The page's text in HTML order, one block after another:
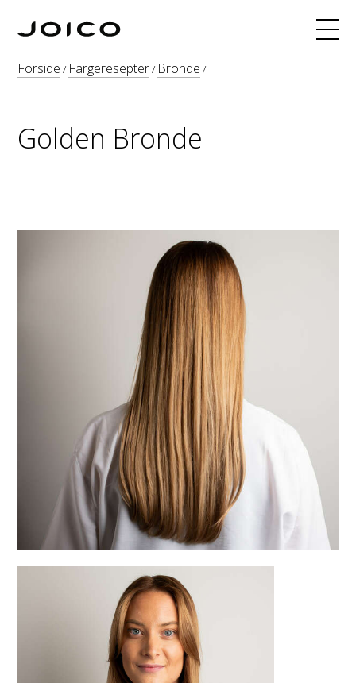
INNERJOI
Om
Søk
Webshop
Forside / Fargeresepter/ Bronde /
Golden Bronde